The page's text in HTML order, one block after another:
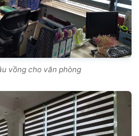
vồng cho văn phòng